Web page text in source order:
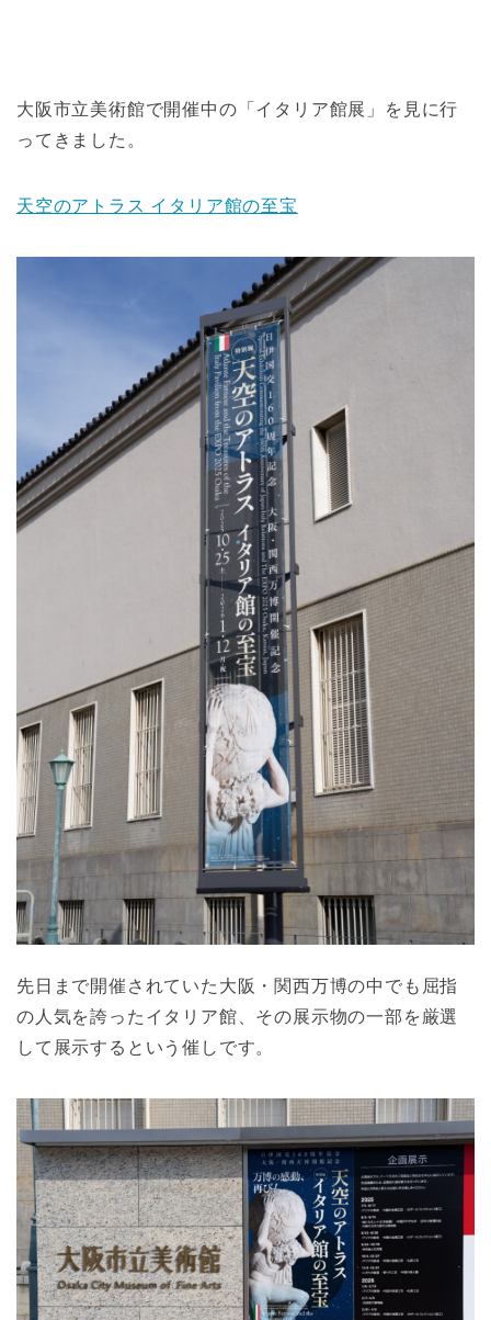
大阪市立美術館で開催中の「イタリア館展」を見に行
ってきました。
天空のアトラス イタリア館の至宝
先日まで開催されていた大阪・関西万博の中でも屈指
の人気を誇ったイタリア館、その展示物の一部を厳選
して展示するという催しです。